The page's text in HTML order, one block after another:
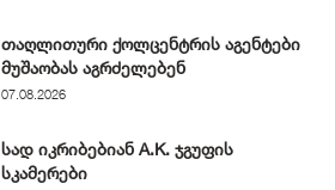
თაღლითური ქოლცენტრის აგენტები
მუშაობას აგრძელებენ
07.08.2026
სად იკრიბებიან A.K. ჯგუფის
სკამერები